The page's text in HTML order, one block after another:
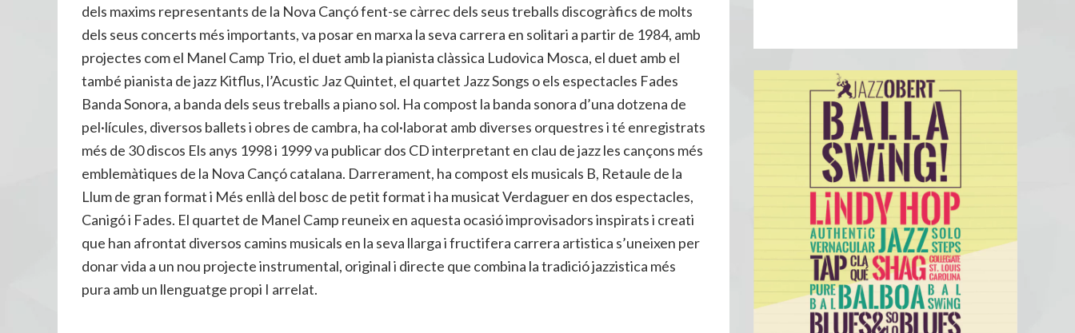
dels maxims representants de la Nova Cançó fent-se càrrec dels seus treballs discogràfics de molts
dels seus concerts més importants, va posar en marxa la seva carrera en solitari a partir de 1984, amb
projectes com el Manel Camp Trio, el duet amb la pianista clàssica Ludovica Mosca, el duet amb el
també pianista de jazz Kitflus, l’Acustic Jaz Quintet, el quartet Jazz Songs o els espectacles Fades
Banda Sonora, a banda dels seus treballs a piano sol. Ha compost la banda sonora d’una dotzena de
pel·lícules, diversos ballets i obres de cambra, ha col·laborat amb diverses orquestres i té enregistrats
més de 30 discos Els anys 1998 i 1999 va publicar dos CD interpretant en clau de jazz les cançons més
emblemàtiques de la Nova Cançó catalana. Darrerament, ha compost els musicals B, Retaule de la
Llum de gran format i Més enllà del bosc de petit format i ha musicat Verdaguer en dos espectacles,
Canigó i Fades. El quartet de Manel Camp reuneix en aquesta ocasió improvisadors inspirats i creati
que han afrontat diversos camins musicals en la seva llarga i fructifera carrera artistica s’uneixen per
donar vida a un nou projecte instrumental, original i directe que combina la tradició jazzistica més
pura amb un llenguatge propi I arrelat.